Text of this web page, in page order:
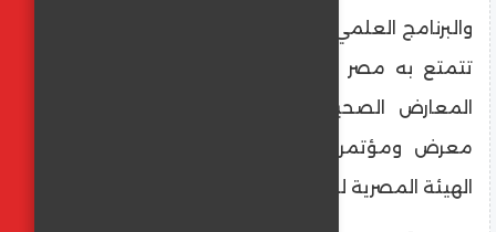
والبرنامج العلمي للحدث. ويعزّز هذه المكانة ما
تتمتع به مصر من ريادة إقليمية في قطاع
المعارض الصحية، وهو ما برز بوضوح في
معرض ومؤتمر صحة أفريقيا المعتمد من
الهيئة المصرية للشراء الموحّد.